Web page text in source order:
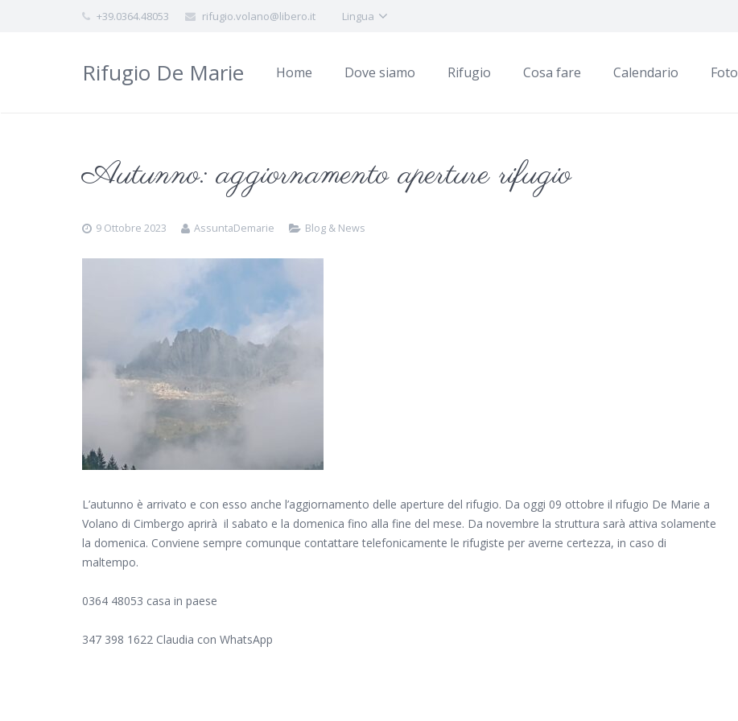
+39.0364.48053 rifugio.volano@libero.it Lingua
Rifugio De Marie Home Dove siamo Rifugio Cosa fare Calendario Foto
Autunno: aggiornamento aperture rifugio
9 Ottobre 2023 AssuntaDemarie Blog & News
L’autunno è arrivato e con esso anche l’aggiornamento delle aperture del rifugio. Da oggi 09 ottobre il rifugio De Marie a
Volano di Cimbergo aprirà il sabato e la domenica fino alla fine del mese. Da novembre la struttura sarà attiva solamente
la domenica. Conviene sempre comunque contattare telefonicamente le rifugiste per averne certezza, in caso di
maltempo.
0364 48053 casa in paese
347 398 1622 Claudia con WhatsApp